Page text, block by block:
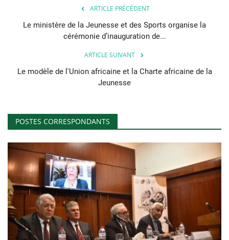
ARTICLE PRÉCÉDENT
Le ministère de la Jeunesse et des Sports organise la
cérémonie d’inauguration de...
ARTICLE SUIVANT
Le modèle de l'Union africaine et la Charte africaine de la
Jeunesse
POSTES CORRESPONDANTS